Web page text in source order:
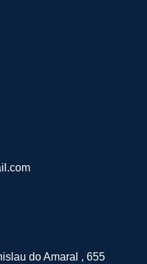
do Amaral , 655